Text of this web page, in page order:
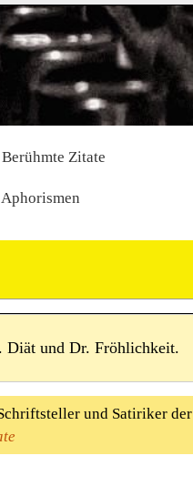
Berühmte Zitate
Aphorismen
Diät und Dr. Fröhlichkeit.
und Satiriker der